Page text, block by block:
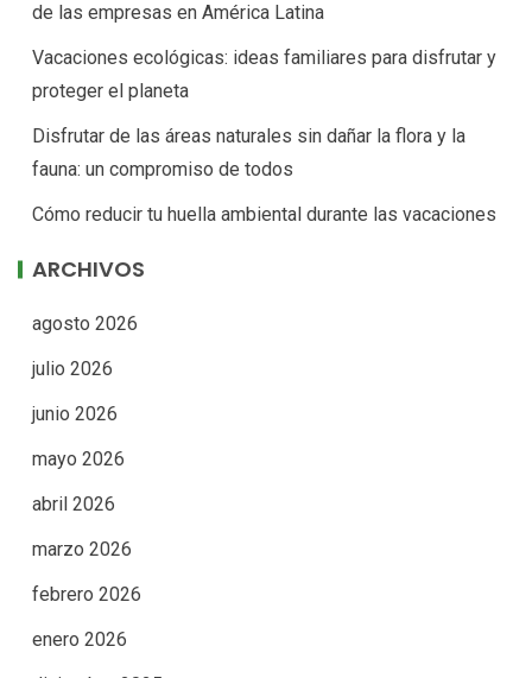
de las empresas en América Latina
Vacaciones ecológicas: ideas familiares para disfrutar y
proteger el planeta
Disfrutar de las áreas naturales sin dañar la flora y la
fauna: un compromiso de todos
Cómo reducir tu huella ambiental durante las vacaciones
ARCHIVOS
agosto 2026
julio 2026
junio 2026
mayo 2026
abril 2026
marzo 2026
febrero 2026
enero 2026